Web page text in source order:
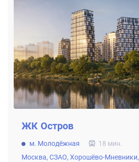
ЖК Остров
м. Молодёжная
18 мин.
Москва, СЗАО, Хорошёво-Мневники,